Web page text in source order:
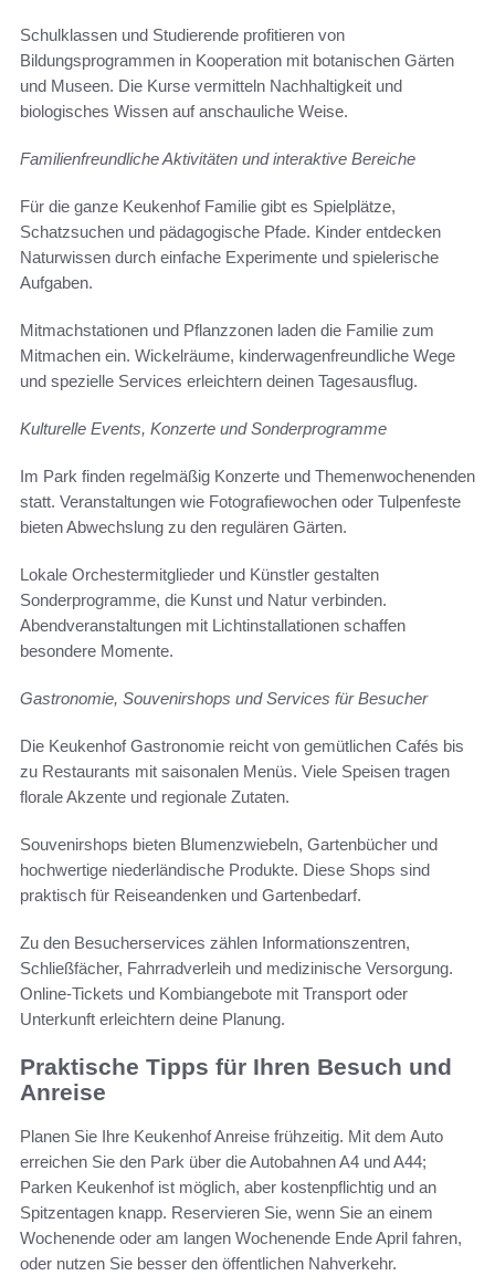
Schulklassen und Studierende profitieren von
Bildungsprogrammen in Kooperation mit botanischen Gärten
und Museen. Die Kurse vermitteln Nachhaltigkeit und
biologisches Wissen auf anschauliche Weise.
Familienfreundliche Aktivitäten und interaktive Bereiche
Für die ganze Keukenhof Familie gibt es Spielplätze,
Schatzsuchen und pädagogische Pfade. Kinder entdecken
Naturwissen durch einfache Experimente und spielerische
Aufgaben.
Mitmachstationen und Pflanzzonen laden die Familie zum
Mitmachen ein. Wickelräume, kinderwagenfreundliche Wege
und spezielle Services erleichtern deinen Tagesausflug.
Kulturelle Events, Konzerte und Sonderprogramme
Im Park finden regelmäßig Konzerte und Themenwochenenden
statt. Veranstaltungen wie Fotografiewochen oder Tulpenfeste
bieten Abwechslung zu den regulären Gärten.
Lokale Orchestermitglieder und Künstler gestalten
Sonderprogramme, die Kunst und Natur verbinden.
Abendveranstaltungen mit Lichtinstallationen schaffen
besondere Momente.
Gastronomie, Souvenirshops und Services für Besucher
Die Keukenhof Gastronomie reicht von gemütlichen Cafés bis
zu Restaurants mit saisonalen Menüs. Viele Speisen tragen
florale Akzente und regionale Zutaten.
Souvenirshops bieten Blumenzwiebeln, Gartenbücher und
hochwertige niederländische Produkte. Diese Shops sind
praktisch für Reiseandenken und Gartenbedarf.
Zu den Besucherservices zählen Informationszentren,
Schließfächer, Fahrradverleih und medizinische Versorgung.
Online-Tickets und Kombiangebote mit Transport oder
Unterkunft erleichtern deine Planung.
Praktische Tipps für Ihren Besuch und
Anreise
Planen Sie Ihre Keukenhof Anreise frühzeitig. Mit dem Auto
erreichen Sie den Park über die Autobahnen A4 und A44;
Parken Keukenhof ist möglich, aber kostenpflichtig und an
Spitzentagen knapp. Reservieren Sie, wenn Sie an einem
Wochenende oder am langen Wochenende Ende April fahren,
oder nutzen Sie besser den öffentlichen Nahverkehr.